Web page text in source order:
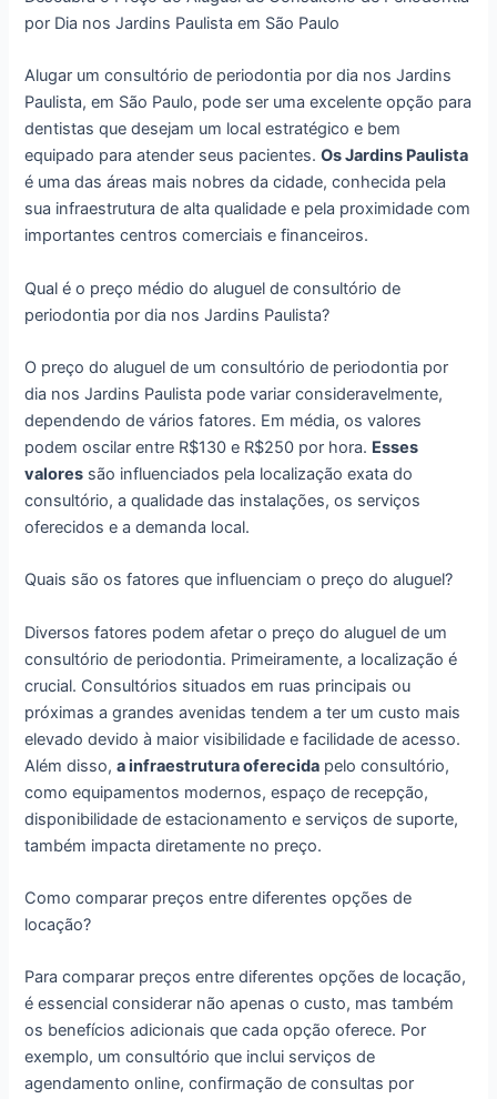
por Dia nos Jardins Paulista em São Paulo
Alugar um consultório de periodontia por dia nos Jardins
Paulista, em São Paulo, pode ser uma excelente opção para
dentistas que desejam um local estratégico e bem
equipado para atender seus pacientes.Os Jardins Paulista
é uma das áreas mais nobres da cidade, conhecida pela
sua infraestrutura de alta qualidade e pela proximidade com
importantes centros comerciais e financeiros.
Qual é o preço médio do aluguel de consultório de
periodontia por dia nos Jardins Paulista?
O preço do aluguel de um consultório de periodontia por
dia nos Jardins Paulista pode variar consideravelmente,
dependendo de vários fatores. Em média, os valores
podem oscilar entre R$130 e R$250 por hora. Esses
valores são influenciados pela localização exata do
consultório, a qualidade das instalações, os serviços
oferecidos e a demanda local.
Quais são os fatores que influenciam o preço do aluguel?
Diversos fatores podem afetar o preço do aluguel de um
consultório de periodontia. Primeiramente, a localização é
crucial. Consultórios situados em ruas principais ou
próximas a grandes avenidas tendem a ter um custo mais
elevado devido à maior visibilidade e facilidade de acesso.
Além disso,a infraestrutura oferecida pelo consultório,
como equipamentos modernos, espaço de recepção,
disponibilidade de estacionamento e serviços de suporte,
também impacta diretamente no preço.
Como comparar preços entre diferentes opções de
locação?
Para comparar preços entre diferentes opções de locação,
é essencial considerar não apenas o custo, mas também
os benefícios adicionais que cada opção oferece. Por
exemplo, um consultório que inclui serviços de
agendamento online, confirmação de consultas por